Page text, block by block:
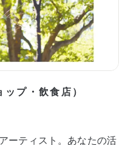
プ・飲食店）
ーティスト。あなたの活